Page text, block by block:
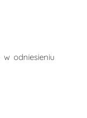
odniesieniu